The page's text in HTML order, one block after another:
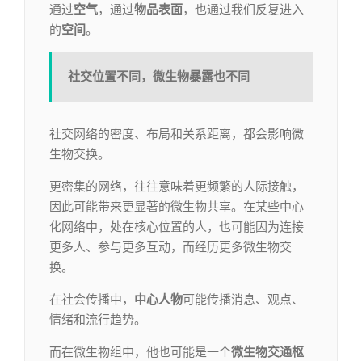
通过空气，通过物品表面，也通过我们反复进入
的空间 。
社交位置不同，微生物暴露也不同
社交网络的密度、布局和关系距离，都会影响微
生物交换。
更密集的网络，往往意味着更频繁的人际接触，
因此可能带来更显著的微生物共享。在某些中心
化网络中，处在核心位置的人，也可能因为连接
更多人、参与更多互动，而经历更多微生物交
换。
在社会传播中， 中心人物可能传播消息、观点、
情绪和流行趋势。
而在微生物组中，他也可能是一个微生物交通枢